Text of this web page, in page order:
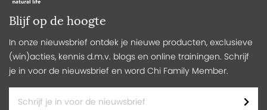
Blijf op de hoogte
In onze nieuwsbrief ontdek je nieuwe producten, exclusieve
(win)acties, kennis d.m.v. blogs en online trainingen. Schrijf
je in voor de nieuwsbrief en word Chi Family Member.